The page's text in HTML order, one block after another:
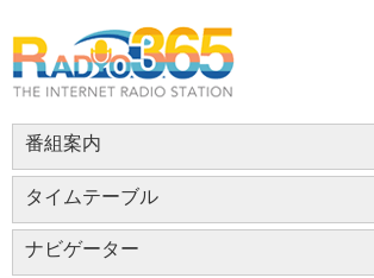
番組案内
タイムテーブル
ナビゲーター